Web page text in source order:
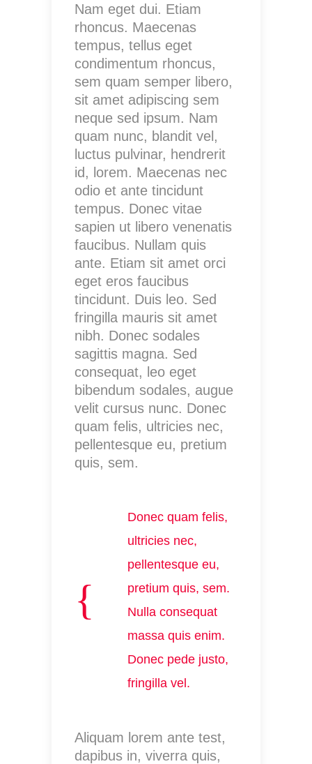
Nam eget dui. Etiam
rhoncus. Maecenas
tempus, tellus eget
condimentum rhoncus,
sem quam semper libero,
sit amet adipiscing sem
neque sed ipsum. Nam
quam nunc, blandit vel,
luctus pulvinar, hendrerit
id, lorem. Maecenas nec
odio et ante tincidunt
tempus. Donec vitae
sapien ut libero venenatis
faucibus. Nullam quis
ante. Etiam sit amet orci
eget eros faucibus
tincidunt. Duis leo. Sed
fringilla mauris sit amet
nibh. Donec sodales
sagittis magna. Sed
consequat, leo eget
bibendum sodales, augue
velit cursus nunc. Donec
quam felis, ultricies nec,
pellentesque eu, pretium
quis, sem.
Donec quam felis,
ultricies nec,
pellentesque eu,
pretium quis, sem.
Nulla consequat
massa quis enim.
Donec pede justo,
fringilla vel.
Aliquam lorem ante test,
dapibus in, viverra quis,